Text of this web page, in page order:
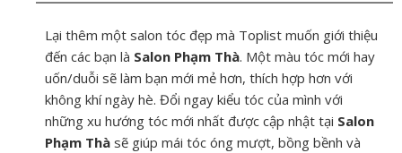
Lại thêm một salon tóc đẹp mà Toplist muốn giới thiệu
đến các bạn là Salon Phạm Thà. Một màu tóc mới hay
uốn/duỗi sẽ làm bạn mới mẻ hơn, thích hợp hơn với
không khí ngày hè. Đổi ngay kiểu tóc của mình với
những xu hướng tóc mới nhất được cập nhật tại Salon
Phạm Thà sẽ giúp mái tóc óng mượt, bồng bềnh và